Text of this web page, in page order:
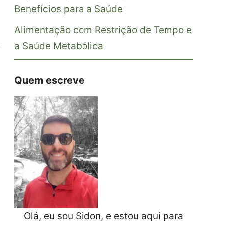
Benefícios para a Saúde
Alimentação com Restrição de Tempo e
a Saúde Metabólica
Quem escreve
Olá, eu sou Sidon, e estou aqui para